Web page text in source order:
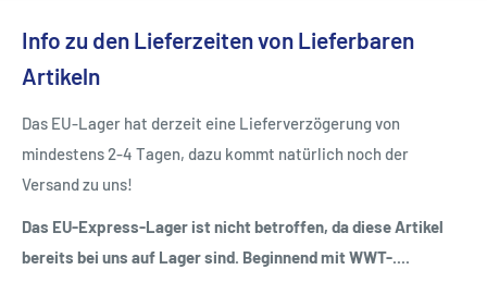
Info zu den Lieferzeiten von Lieferbaren
Artikeln
Das EU-Lager hat derzeit eine Lieferverzögerung von
mindestens 2-4 Tagen, dazu kommt natürlich noch der
Versand zu uns!
Das EU-Express-Lager ist nicht betroffen, da diese Artikel
bereits bei uns auf Lager sind. Beginnend mit WWT-....